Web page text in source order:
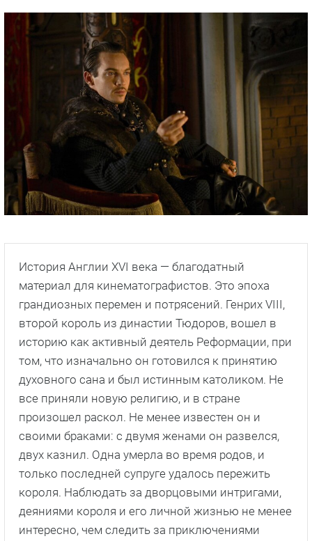
История Англии XVI века — благодатный
материал для кинематографистов. Это эпоха
грандиозных перемен и потрясений. Генрих VIII,
второй король из династии Тюдоров, вошел в
историю как активный деятель Реформации, при
том, что изначально он готовился к принятию
духовного сана и был истинным католиком. Не
все приняли новую религию, и в стране
произошел раскол. Не менее известен он и
своими браками: с двумя женами он развелся,
двух казнил. Одна умерла во время родов, и
только последней супруге удалось пережить
короля. Наблюдать за дворцовыми интригами,
деяниями короля и его личной жизнью не менее
интересно, чем следить за приключениями